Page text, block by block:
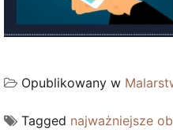
Opublikowany w
Tagged najważniejsze